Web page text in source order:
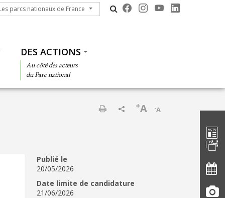
parcs nationaux de France
parcs nationaux de France
DES ACTIONS
Au côté des acteurs
du Parc national
-A
+A
Publié le
20/05/2026
Date limite de candidature
21/06/2026